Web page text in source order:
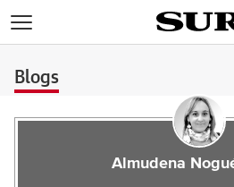
Blogs
Almudena